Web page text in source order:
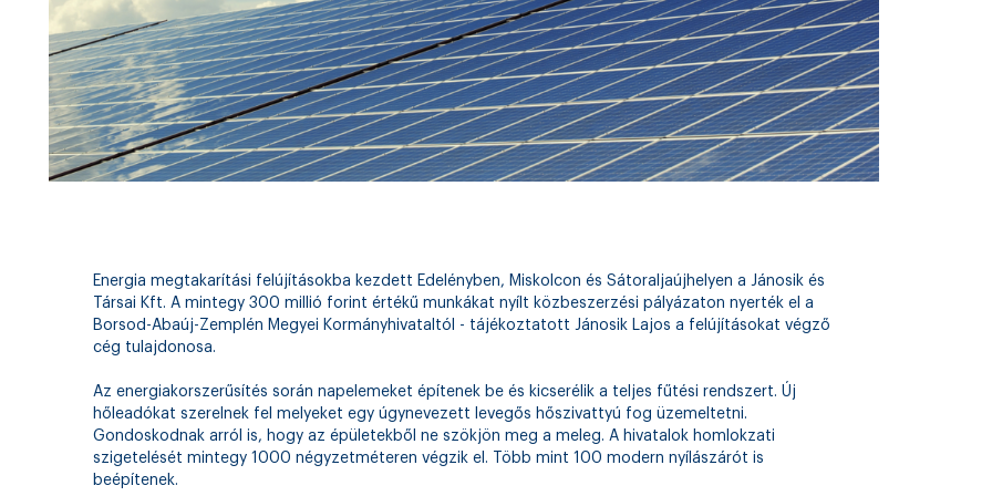
Energia megtakarítási felújításokba kezdett Edelényben, Miskolcon és Sátoraljaújhelyen a Jánosik és
Társai Kft. A mintegy 300 millió forint értékű munkákat nyílt közbeszerzési pályázaton nyerték el a
Borsod-Abaúj-Zemplén Megyei Kormányhivataltól - tájékoztatott Jánosik Lajos a felújításokat végző
cég tulajdonosa.
Az energiakorszerűsítés során napelemeket építenek be és kicserélik a teljes fűtési rendszert. Új
hőleadókat szerelnek fel melyeket egy úgynevezett levegős hőszivattyú fog üzemeltetni.
Gondoskodnak arról is, hogy az épületekből ne szökjön meg a meleg. A hivatalok homlokzati
szigetelését mintegy 1000 négyzetméteren végzik el. Több mint 100 modern nyílászárót is
beépítenek.